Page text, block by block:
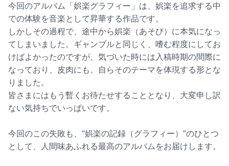
今回のアルバム「娯楽グラフィー」は、娯楽を追求する中
での体験を音楽として昇華する作品です。
しかしその過程で、途中から娯楽（あそび）に本気になっ
てしまいました。ギャンブルと同じく、嗜む程度にしてお
けばよかったのですが、気づいた時には入稿時期の間際に
なっており、皮肉にも、自らそのテーマを体現する形とな
りました。
皆さまにはもう暫くお待たせすることとなり、大変申し訳
ない気持ちでいっぱいです。
今回のこの失敗も、“娯楽の記録（グラフィー）”のひとつ
として、人間味あふれる最高のアルバムをお届けします。